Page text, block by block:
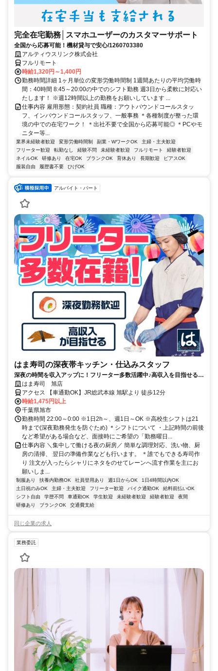
完全在宅勤務│スマホユーザーのカスタマーサポート
全国から応募可能！機材貸与で安心/1260703380
アルティウスリンク株式会社
フルリモート
時給1,320円～1,400円
勤務時間詳細 1ヶ月単位の変形労働時間制 1週間あたりの平均労働時
間：40時間 8:45～20:00の中でのシフト勤務 週3日から柔軟に対応い
たします！ ※週12時間以上の勤務をお願いしています ...
仕事内容 雇用形態：契約社員 職種：アウトバウンドコールスタッ
フ、インバウンドコールスタッフ、一般事務 ＊各種制度が整った環
境の中での在宅ワーク！ ＊出社不要で全国から応募可能◎ ＊PCやモ
ニター等...
業界未経験者歓迎 変形労働時間制 副業・WワークOK
主婦・主夫歓迎
フリーター歓迎
転勤なし 経験不問 未経験者歓迎 フルリモート
経験者歓迎
ネイルOK
研修あり 在宅OK ブランクOK 育休あり 長期歓迎
ピアスOK
服装自由
履歴書不要 ひげOK
アルバイト・パート
はま寿司の深夜帯キッチン・仕込みスタッフ
深夜の時間を収入アップに！フリーター多数活躍中♪高収入を目指せる環
境です！
はま寿司 旭店
アクセス 【車通勤OK】JR総武本線 旭駅より 徒歩12分
時給1,475円以上
千葉県旭市
勤務時間 22:00～0:00 ※1日2h～、週1日～OK ※高校生シフトは21
時まで(深夜勤務発生を防ぐため) ＊シフトについて ・上記時間の前後
など希望がある場合など、面接時にご希望の「勤務曜日...
仕事内容 ＼集中して働ける夜の厨房／ 簡単な調理対応、洗い物、厨
房の清掃、 翌日の準備作業なども行います。 ＊誰でもできる寿司作
り 注文が入ったらシャリにネタをのせてレーンへ流す作業を主にお
願いしま...
制服あり 扶養内勤務OK 社員登用あり 週1日からOK
1日4時間以内OK
土日祝のみOK
主婦・主夫歓迎 フリーター歓迎 バイク通勤OK
給料前払いOK
シフト自由
学歴不問 車通勤OK 学生歓迎 未経験者歓迎 経験者歓迎
夜間
研修あり
ブランクOK 交通費支給
同じ企業の求人
業務委託